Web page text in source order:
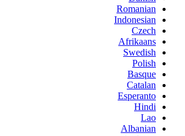
Romanian
Indonesian
Czech
Afrikaans
Swedish
Polish
Basque
Catalan
Esperanto
Hindi
Lao
Albanian